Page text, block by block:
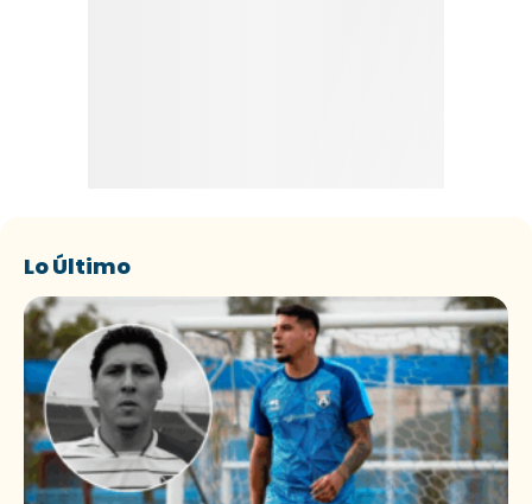
Lo Último